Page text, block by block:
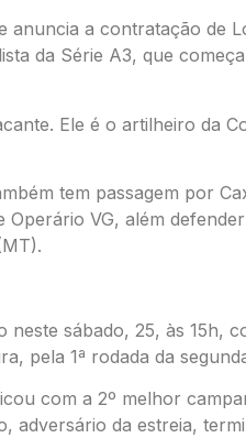
anuncia a contratação de
da Série A3, que
Ele é o artilheiro da
tem passagem por
VG, além
neste sábado, 25, às 15h,
, pela 1ª rodada da
com a 2º melhor
adversário da estreia,